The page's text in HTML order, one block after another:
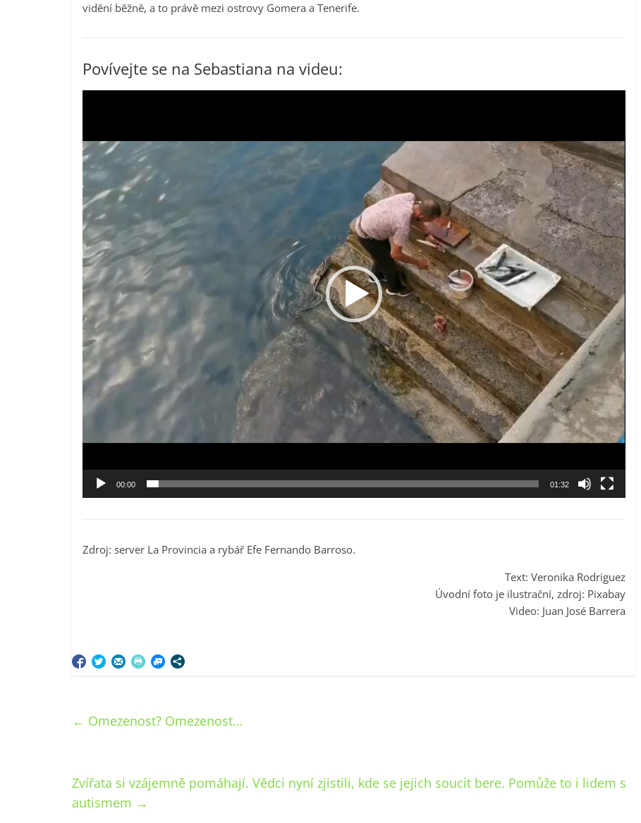
vidění běžně, a to právě mezi ostrovy Gomera a Tenerife.
Povívejte se na Sebastiana na videu:
00:00 01:32
Zdroj: server La Provincia a rybář Efe Fernando Barroso.
Text: Veronika Rodriguez
Úvodní foto je ilustrační, zdroj: Pixabay
Video: Juan José Barrera
← Omezenost? Omezenost…
Zvířata si vzájemně pomáhají. Vědci nyní zjistili, kde se jejich soucit bere. Pomůže to i lidem s
autismem →